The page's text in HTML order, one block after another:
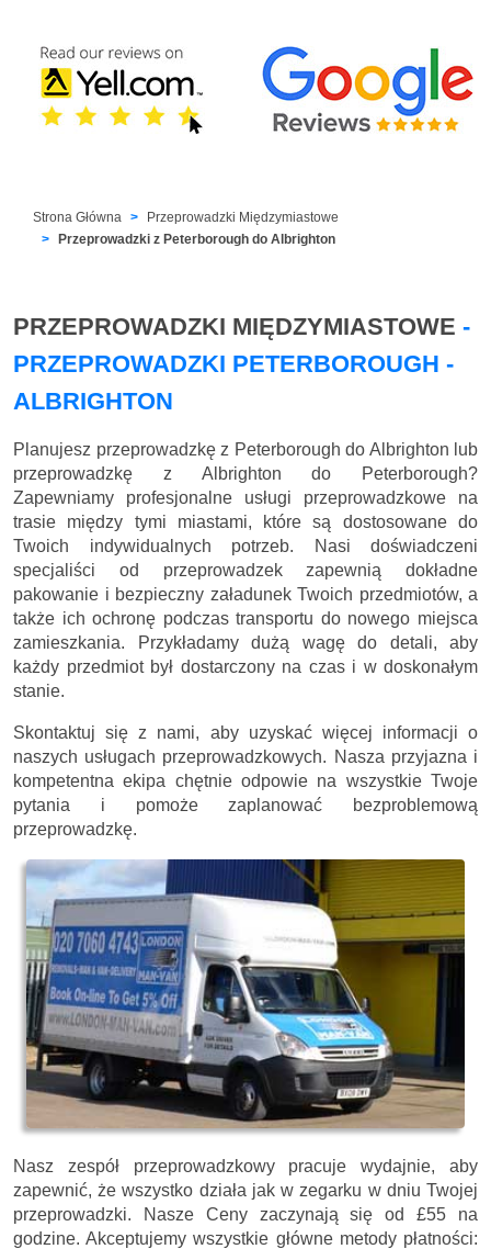
Strona Główna
Przeprowadzki Międzymiastowe
Przeprowadzki z Peterborough do Albrighton
PRZEPROWADZKI MIĘDZYMIASTOWE -
PRZEPROWADZKI PETERBOROUGH -
ALBRIGHTON
Planujesz przeprowadzkę z Peterborough do Albrighton lub
przeprowadzkę z Albrighton do Peterborough?
Zapewniamy profesjonalne usługi przeprowadzkowe na
trasie między tymi miastami, które są dostosowane do
Twoich indywidualnych potrzeb. Nasi doświadczeni
specjaliści od przeprowadzek zapewnią dokładne
pakowanie i bezpieczny załadunek Twoich przedmiotów, a
także ich ochronę podczas transportu do nowego miejsca
zamieszkania. Przykładamy dużą wagę do detali, aby
każdy przedmiot był dostarczony na czas i w doskonałym
stanie.
Skontaktuj się z nami, aby uzyskać więcej informacji o
naszych usługach przeprowadzkowych. Nasza przyjazna i
kompetentna ekipa chętnie odpowie na wszystkie Twoje
pytania i pomoże zaplanować bezproblemową
przeprowadzkę.
Nasz zespół przeprowadzkowy pracuje wydajnie, aby
zapewnić, że wszystko działa jak w zegarku w dniu Twojej
przeprowadzki. Nasze Ceny zaczynają się od £55 na
godzine. Akceptujemy wszystkie główne metody płatności: